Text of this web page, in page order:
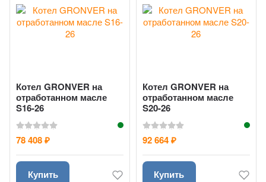
Котел GRONVER на
отработанном масле
S16-26
78 408₽
Купить
Котел GRONVER на
отработанном масле
S20-26
92 664 ₽
Купить